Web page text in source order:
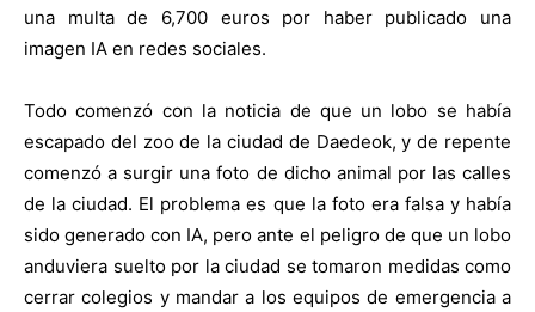
una multa de 6,700 euros por haber publicado una
imagen IA en redes sociales.
Todo comenzó con la noticia de que un lobo se había
escapado del zoo de la ciudad de Daedeok, y de repente
comenzó a surgir una foto de dicho animal por las calles
de la ciudad. El problema es que la foto era falsa y había
sido generado con IA, pero ante el peligro de que un lobo
anduviera suelto por la ciudad se tomaron medidas como
cerrar colegios y mandar a los equipos de emergencia a